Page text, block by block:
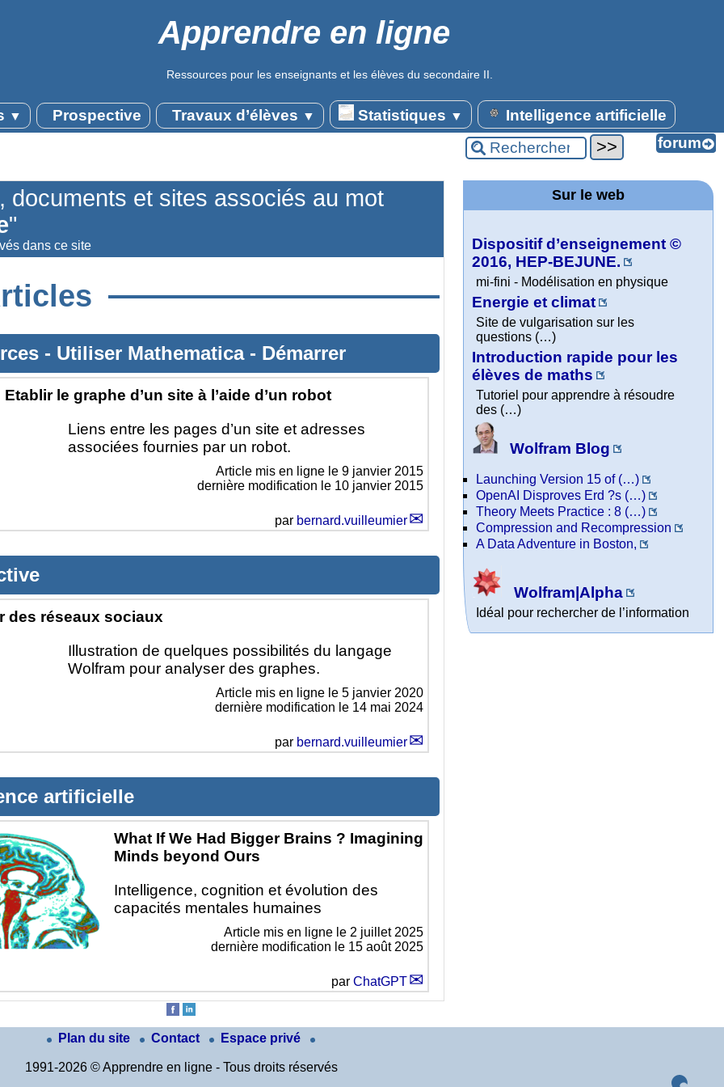
Apprendre en ligne
Ressources pour les enseignants et les élèves du secondaire II.
▼ Prospective Travaux d’élèves ▼ Statistiques ▼ Intelligence artificielle
documents et sites associés au mot
"
dans ce site
- Utiliser Mathematica - Démarrer
Etablir le graphe d’un site à l’aide d’un robot
Liens entre les pages d’un site et adresses
associées fournies par un robot.
Article mis en ligne le9 janvier 2015
dernière modification le 10 janvier 2015
par bernard.vuilleumier
des réseaux sociaux
Illustration de quelques possibilités du langage
Wolfram pour analyser des graphes.
Article mis en ligne le5 janvier 2020
dernière modification le 14 mai 2024
par bernard.vuilleumier
artificielle
What If We Had Bigger Brains ? Imagining
Minds beyond Ours
Intelligence, cognition et évolution des
capacités mentales humaines
Article mis en ligne le2 juillet 2025
dernière modification le 15 août 2025
parChatGPT
Sur le web
Dispositif d’enseignement ©
2016, HEP-BEJUNE.
mi-fini - Modélisation en physique
Energie et climat
Site de vulgarisation sur les
questions (…)
Introduction rapide pour les
élèves de maths
Tutoriel pour apprendre à résoudre
des (…)
Wolfram Blog
Launching Version 15 of (…)
OpenAI Disproves Erd ?s (…)
Theory Meets Practice : 8 (…)
Compression and Recompression
A Data Adventure in Boston,
Wolfram|Alpha
Idéal pour rechercher de l’information
Plan du site Contact Espace privé
1991-2026 © Apprendre en ligne - Tous droits réservés